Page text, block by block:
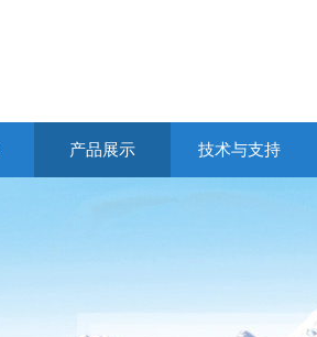
产品展示 技术与支持